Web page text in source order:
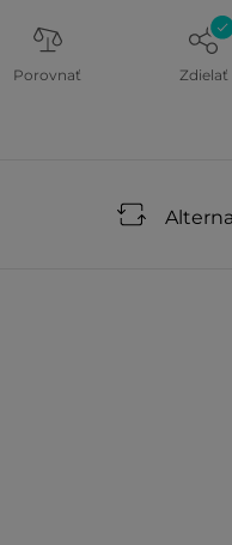
Porovnať Zdielať